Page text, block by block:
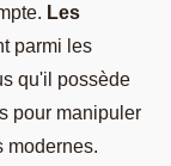
Les
parmi les
qu'il possède
pour manipuler
modernes.